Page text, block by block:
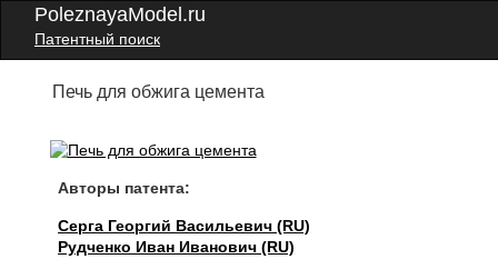
PoleznayaModel.ru
Патентный поиск
Печь для обжига цемента
Авторы патента:
Серга Георгий Васильевич (RU)
Рудченко Иван Иванович (RU)